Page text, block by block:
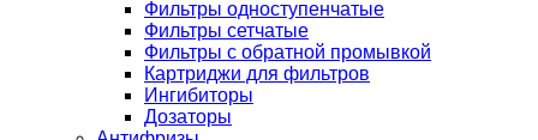
Фильтры одноступенчатые
Фильтры сетчатые
Фильтры с обратной промывкой
Картриджи для фильтров
Ингибиторы
Дозаторы